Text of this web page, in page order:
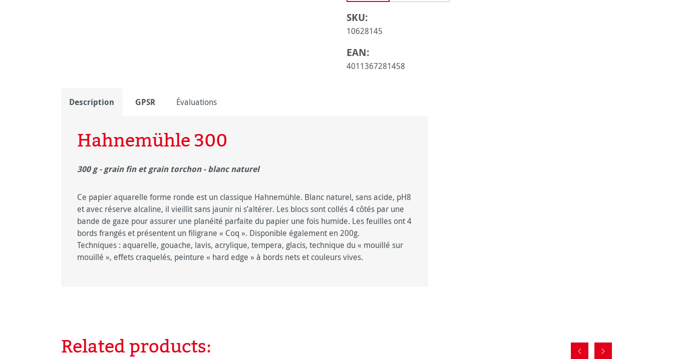
SKU:
10628145
EAN:
4011367281458
Description GPSR Évaluations
Hahnemühle 300
300 g - grain fin et grain torchon - blanc naturel
Ce papier aquarelle forme ronde est un classique Hahnemühle. Blanc naturel, sans acide, pH8
et avec réserve alcaline, il vieillit sans jaunir ni s’altérer. Les blocs sont collés 4 côtés par une
bande de gaze pour assurer une planéité parfaite du papier une fois humide. Les feuilles ont 4
bords frangés et présentent un filigrane « Coq ». Disponible également en 200g.
Techniques : aquarelle, gouache, lavis, acrylique, tempera, glacis, technique du « mouillé sur
mouillé », effets craquelés, peinture « hard edge » à bords nets et couleurs vives.
Ignorer la galerie de produits
Related products: